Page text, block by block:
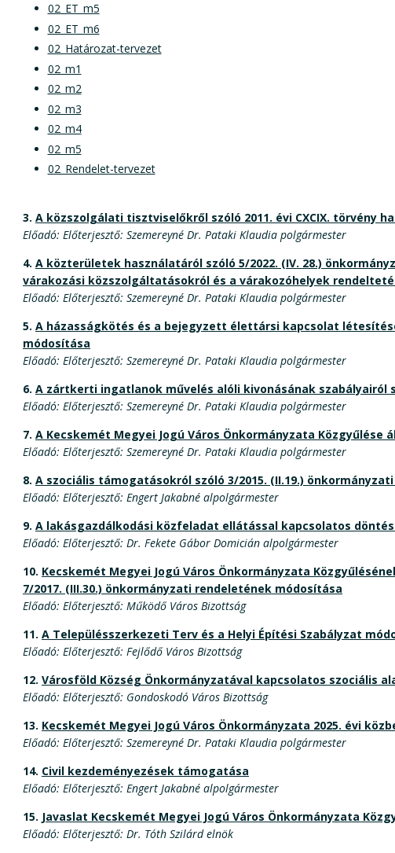
02_ET_m5
02_ET_m6
02_Határozat-tervezet
02_m1
02_m2
02_m3
02_m4
02_m5
02_Rendelet-tervezet
3. A közszolgálati tisztviselőkről szóló 2011. évi CXCIX. törvény
Előadó: Előterjesztő: Szemereyné Dr. Pataki Klaudia polgármester
4. A közterületek használatáról szóló 5/2022. (IV. 28.)
várakozási közszolgáltatásokról és a várakozóhelyek
Előadó: Előterjesztő: Szemereyné Dr. Pataki Klaudia polgármester
5. A házasságkötés és a bejegyzett élettársi kapcsolat
módosítása
Előadó: Előterjesztő: Szemereyné Dr. Pataki Klaudia polgármester
6. A zártkerti ingatlanok művelés alóli kivonásának
Előadó: Előterjesztő: Szemereyné Dr. Pataki Klaudia polgármester
7. A Kecskemét Megyei Jogú Város Önkormányzata
Előadó: Előterjesztő: Szemereyné Dr. Pataki Klaudia polgármester
8. A szociális támogatásokról szóló 3/2015. (II.19.)
Előadó: Előterjesztő: Engert Jakabné alpolgármester
9. A lakásgazdálkodási közfeladat ellátással kapcsolatos
Előadó: Előterjesztő: Dr. Fekete Gábor Domicián alpolgármester
10. Kecskemét Megyei Jogú Város Önkormányzata
7/2017. (III.30.) önkormányzati rendeletének módosítása
Előadó: Előterjesztő: Működő Város Bizottság
11. A Településszerkezeti Terv és a Helyi Építési Szabályzat
Előadó: Előterjesztő: Fejlődő Város Bizottság
12. Városföld Község Önkormányzatával kapcsolatos szociális
Előadó: Előterjesztő: Gondoskodó Város Bizottság
13. Kecskemét Megyei Jogú Város Önkormányzata 2025. évi
Előadó: Előterjesztő: Szemereyné Dr. Pataki Klaudia polgármester
14. Civil kezdeményezések támogatása
Előadó: Előterjesztő: Engert Jakabné alpolgármester
15. Javaslat Kecskemét Megyei Jogú Város Önkormányzata
Előadó: Előterjesztő: Dr. Tóth Szilárd elnök